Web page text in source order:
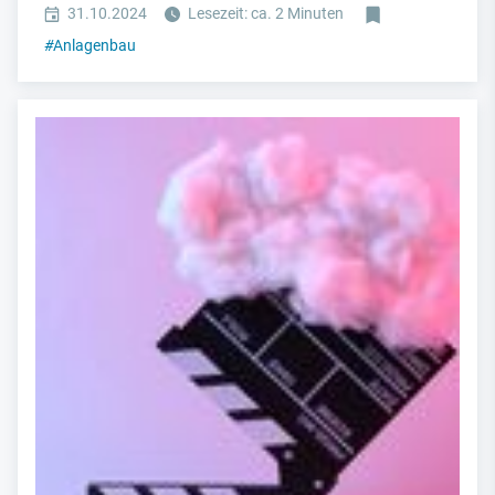
31.10.2024
Lesezeit: ca. 2 Minuten
#Anlagenbau